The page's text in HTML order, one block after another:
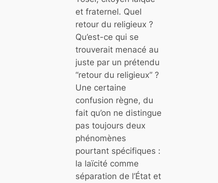
et fraternel. Quel
retour du religieux ?
Qu’est-ce qui se
trouverait menacé au
juste par un prétendu
“retour du religieux” ?
Une certaine
confusion règne, du
fait qu’on ne distingue
pas toujours deux
phénomènes
pourtant spécifiques :
la laïcité comme
séparation de l’État et